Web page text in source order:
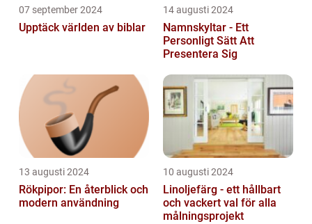
07 september 2024
Upptäck världen av biblar
14 augusti 2024
Namnskyltar - Ett
Personligt Sätt Att
Presentera Sig
13 augusti 2024
Rökpipor: En återblick och
modern användning
10 augusti 2024
Linoljefärg - ett hållbart
och vackert val för alla
målningsprojekt